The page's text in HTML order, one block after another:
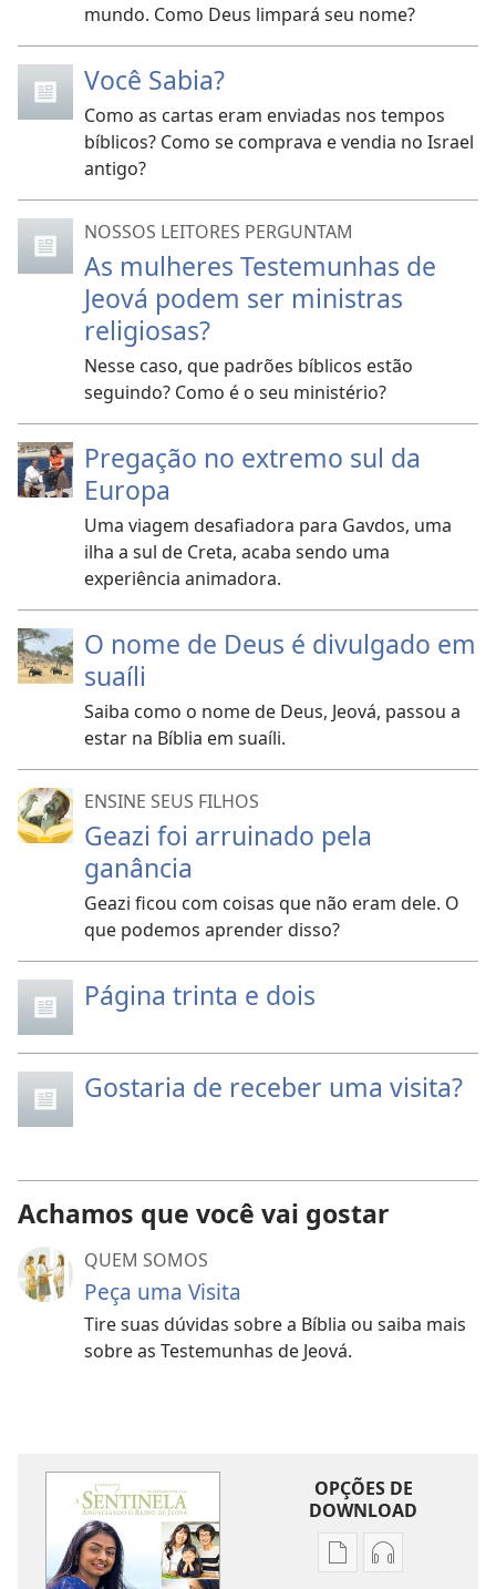
mundo. Como Deus limpará seu nome?
Você Sabia?
Como as cartas eram enviadas nos tempos
bíblicos? Como se comprava e vendia no Israel
antigo?
NOSSOS LEITORES PERGUNTAM
As mulheres Testemunhas de
Jeová podem ser ministras
religiosas?
Nesse caso, que padrões bíblicos estão
seguindo? Como é o seu ministério?
Pregação no extremo sul da
Europa
Uma viagem desafiadora para Gavdos, uma
ilha a sul de Creta, acaba sendo uma
experiência animadora.
O nome de Deus é divulgado em
suaíli
Saiba como o nome de Deus, Jeová, passou a
estar na Bíblia em suaíli.
ENSINE SEUS FILHOS
Geazi foi arruinado pela
ganância
Geazi ficou com coisas que não eram dele. O
que podemos aprender disso?
Página trinta e dois
Gostaria de receber uma visita?
Achamos que você vai gostar
QUEM SOMOS
Peça uma Visita
Tire suas dúvidas sobre a Bíblia ou saiba mais
sobre as Testemunhas de Jeová.
OPÇÕES DE
DOWNLOAD
OpçõesOpções